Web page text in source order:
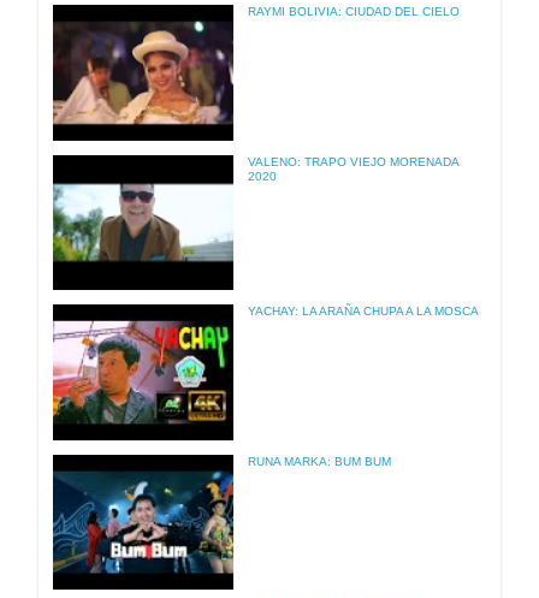
RAYMI BOLIVIA: CIUDAD DEL CIELO
VALENO: TRAPO VIEJO MORENADA
2020
YACHAY: LA ARAÑA CHUPA A LA MOSCA
RUNA MARKA: BUM BUM